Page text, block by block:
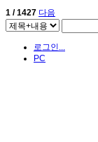
1 / 1427 다음
로그인...
PC